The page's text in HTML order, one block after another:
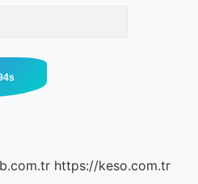
https://keso.com.tr